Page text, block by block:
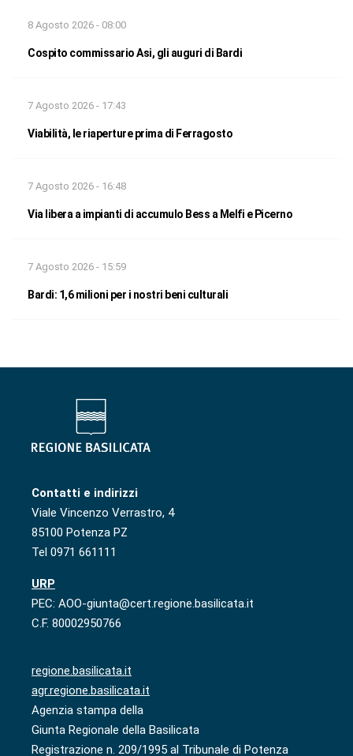
8 Agosto 2026 - 08:00
Cospito commissario Asi, gli auguri di Bardi
7 Agosto 2026 - 17:43
Viabilità, le riaperture prima di Ferragosto
7 Agosto 2026 - 16:48
Via libera a impianti di accumulo Bess a Melfi e Picerno
7 Agosto 2026 - 15:59
Bardi: 1,6 milioni per i nostri beni culturali
Contatti e indirizzi
Viale Vincenzo Verrastro, 4
85100 Potenza PZ
Tel 0971 661111
URP
PEC: AOO-giunta@cert.regione.basilicata.it
C.F. 80002950766
regione.basilicata.it
agr.regione.basilicata.it
Agenzia stampa della
Giunta Regionale della Basilicata
Registrazione n. 209/1995 al Tribunale di Potenza